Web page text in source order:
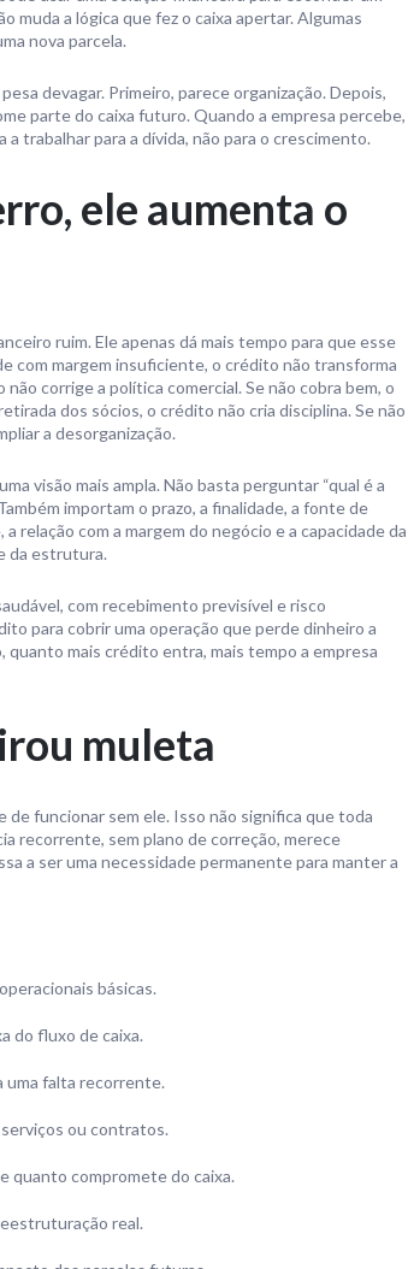
muda a lógica que fez o caixa apertar. Algumas
nova parcela.
devagar. Primeiro, parece organização. Depois,
parte do caixa futuro. Quando a empresa percebe,
trabalhar para a dívida, não para o crescimento.
ele aumenta o
ruim. Ele apenas dá mais tempo para que esse
com margem insuficiente, o crédito não transforma
corrige a política comercial. Se não cobra bem, o
dos sócios, o crédito não cria disciplina. Se não
a desorganização.
visão mais ampla. Não basta perguntar “qual é a
importam o prazo, a finalidade, a fonte de
relação com a margem do negócio e a capacidade da
da estrutura.
com recebimento previsível e risco
para cobrir uma operação que perde dinheiro a
mais crédito entra, mais tempo a empresa
muleta
de funcionar sem ele. Isso não significa que toda
recorrente, sem plano de correção, merece
a ser uma necessidade permanente para manter a
básicas.
do fluxo de caixa.
uma falta recorrente.
ou contratos.
quanto compromete do caixa.
real.